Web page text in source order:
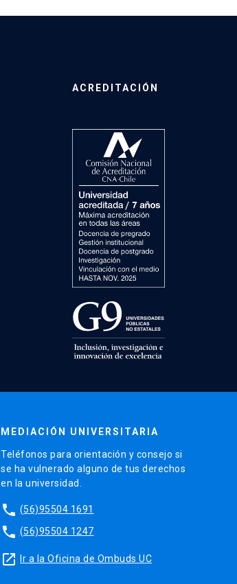
ACREDITACIÓN
MEDIACIÓN UNIVERSITARIA
Teléfonos para orientación y consejo si
se ha vulnerado alguno de tus derechos
en la universidad.
phone (56)95504 1691
phone (56)95504 1247
launch Ir a la Oficina de Ombuds UC